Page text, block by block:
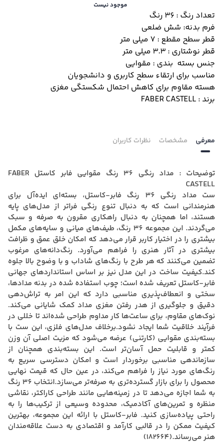
موجود نیست
تعداد رنگ : 36 رنگ
فرم بدنه: شش ضلعی
قطر سطح مقطع : 7 میلی متر
قطر نوشتاری : 3.3 میلی متر
جنس بسته بندی : مقوایی
مناسب برای ارتقاء سطح کاربری و دانشجویان
هسته مقاوم برای کاهش احتمال شکستگی مغزی
برند : FABER CASTELL
معرفی مشخصات نظرات کاربران
توضیحات : مداد رنگی 36 رنگ مقوایی فابر کاستل FABER
CASTELL
ست مداد رنگی ۳۶ رنگ فابر‑کاستل، بسته‌ای ایده‌آل برای
هنرمندانی است که به دنبال تنوع رنگی فراتر از مدل‌های پایه
هستند، اما همچنان به دنبال راهکاری مقرون به صرفه و سبک
می‌گردند. این مجموعه ۳۶ رنگ، طیف‌های میانی و سایه‌های مکمل
بیشتری را در اختیار کاربر قرار می‌دهد که امکان خلق عمق و ظرافت
بیشتری در آثار هنری را فراهم می‌آورد. رنگ‌دانه‌های مرغوب
تضمین می‌کنند که هر طرح با رنگ‌های شاداب و با وضوح بالا جلوه
کند.کیفیت ساخت در این مدل نیز بر اساس استانداردهای جهانی
فابر‑کاستل تعریف شده است؛ چوب استفاده شده در بدنه مدادها،
سختی و انعطاف‌پذیری مناسبی دارد که این امر به تراش‌دهی
دقیق و جلوگیری از هدر رفتن مغزی مداد کمک شایانی می‌کند.
نوک‌های مقاوم، برای ساعت‌ها کار مداوم طراحی شده‌اند تا خللی در
فرآیند خلاقیت شما ایجاد نشود.برخلاف مدل‌های فلزی، این ست با
بسته‌بندی مقوایی (کارتنی) عرضه می‌شود که مزیت اصلی آن وزن
کمتر و قابلیت حمل آسان‌تر است. این بسته‌بندی همچنان از
سازماندهی مناسبی برخوردار است و امکان دسترسی سریع به
رنگ‌های مورد نیاز را فراهم می‌کند، در عین حال که قیمت نهایی
محصول را برای بازار گسترده‌تری به صرفه‌تر می‌سازد.انتخاب ۳۶ رنگ
به شما اجازه می‌دهد تا در زمینه‌هایی مانند طراحی کاراکتر، نقاشی
منظره و تمرین‌های آکادمیک، محدوده وسیعی از ترکیب‌ها را به
راحتی پیاده‌سازی کنید. فابر‑کاستل با ارائه این مجموعه، بهترین
کیفیت ممکن را در قالبی کارآمد و اقتصادی به دست علاقه‌مندان
هنر می‌رساند.(182664)